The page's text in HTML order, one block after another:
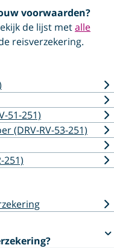
voorwaarden?
de lijst metalle
reisverzekering.
51-251)
(DRV-RV-53-251)
251)